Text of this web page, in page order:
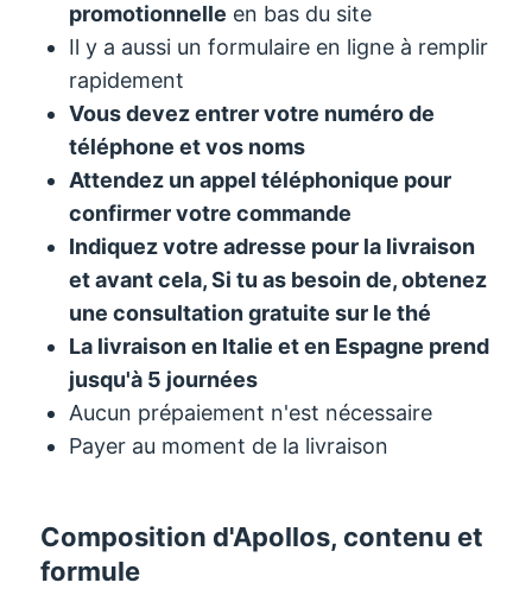
promotionnelle en bas du site
Il y a aussi un formulaire en ligne à remplir
rapidement
Vous devez entrer votre numéro de
téléphone et vos noms
Attendez un appel téléphonique pour
confirmer votre commande
Indiquez votre adresse pour la livraison
et avant cela, Si tu as besoin de, obtenez
une consultation gratuite sur le thé
La livraison en Italie et en Espagne prend
jusqu'à 5 journées
Aucun prépaiement n'est nécessaire
Payer au moment de la livraison
Composition d'Apollos, contenu et
formule